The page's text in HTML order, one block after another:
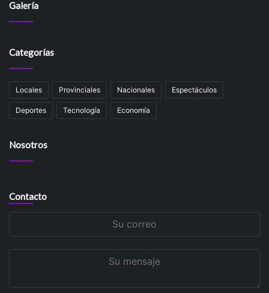
Galería
Categorías
Locales Provinciales Nacionales Espectáculos
Deportes Tecnología Economía
Nosotros
Contacto